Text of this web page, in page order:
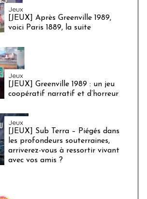
Jeux
[JEUX] Après Greenville 1989,
voici Paris 1889, la suite
Jeux
[JEUX] Greenville 1989 : un jeu
coopératif narratif et d’horreur
Jeux
[JEUX] Sub Terra – Piégés dans
les profondeurs souterraines,
arriverez-vous à ressortir vivant
avec vos amis ?